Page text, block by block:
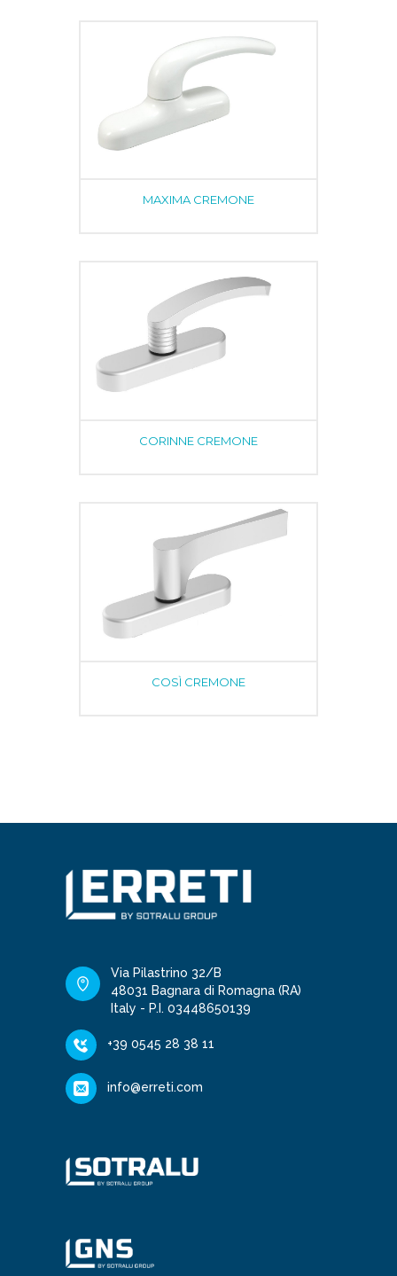
MAXIMA CREMONE
CORINNE CREMONE
COSÌ CREMONE
Via Pilastrino 32/B
48031 Bagnara di Romagna (RA)
Italy - P.I. 03448650139
+39 0545 28 38 11
info@erreti.com